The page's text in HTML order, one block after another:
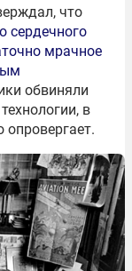
что
сердечного
мрачное
обвиняли
в
опровергает.